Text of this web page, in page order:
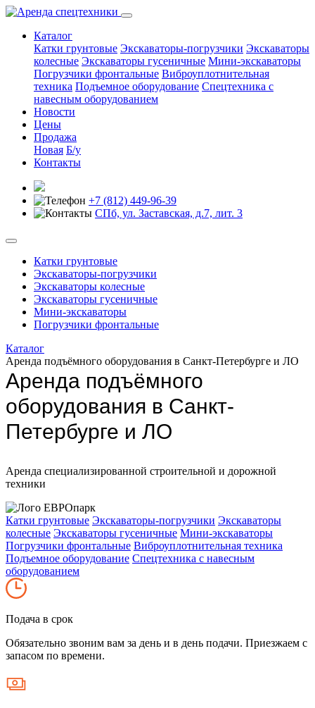
Каталог
Катки грунтовые Экскаваторы-погрузчики Экскаваторы
колесные Экскаваторы гусеничные Мини-экскаваторы
Погрузчики фронтальные Виброуплотнительная
техника Подъемное оборудование Спецтехника с
навесным оборудованием
Новости
Цены
Продажа
Новая Б/у
Контакты
+7 (812) 449-96-39
СПб, ул. Заставская, д.7, лит. 3
Катки грунтовые
Экскаваторы-погрузчики
Экскаваторы колесные
Экскаваторы гусеничные
Мини-экскаваторы
Погрузчики фронтальные
Каталог
Аренда подъёмного оборудования в Санкт-Петербурге и ЛО
Аренда подъёмного
оборудования в Санкт-
Петербурге и ЛО
Аренда специализированной строительной и дорожной
техники
Катки грунтовые Экскаваторы-погрузчики Экскаваторы
колесные Экскаваторы гусеничные Мини-экскаваторы
Погрузчики фронтальные Виброуплотнительная техника
Подъемное оборудование Спецтехника с навесным
оборудованием
Подача в срок
Обязательно звоним вам за день и в день подачи. Приезжаем с
запасом по времени.